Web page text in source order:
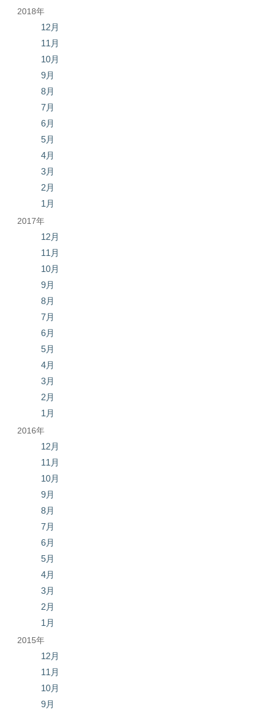
2018年
12月
11月
10月
9月
8月
7月
6月
5月
4月
3月
2月
1月
2017年
12月
11月
10月
9月
8月
7月
6月
5月
4月
3月
2月
1月
2016年
12月
11月
10月
9月
8月
7月
6月
5月
4月
3月
2月
1月
2015年
12月
11月
10月
9月